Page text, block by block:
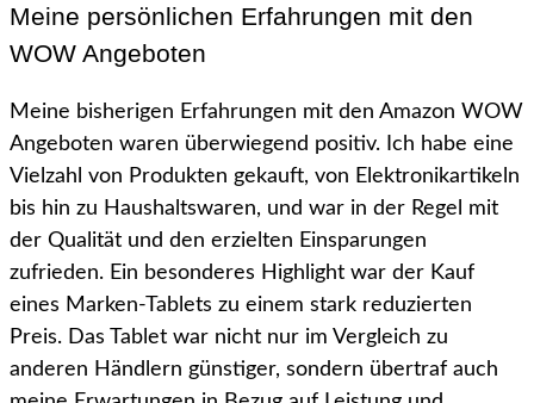
Meine persönlichen Erfahrungen mit den
WOW Angeboten
Meine bisherigen Erfahrungen mit den Amazon WOW
Angeboten waren überwiegend positiv. Ich habe eine
Vielzahl von Produkten gekauft, von Elektronikartikeln
bis hin zu Haushaltswaren, und war in der Regel mit
der Qualität und den erzielten Einsparungen
zufrieden. Ein besonderes Highlight war der Kauf
eines Marken-Tablets zu einem stark reduzierten
Preis. Das Tablet war nicht nur im Vergleich zu
anderen Händlern günstiger, sondern übertraf auch